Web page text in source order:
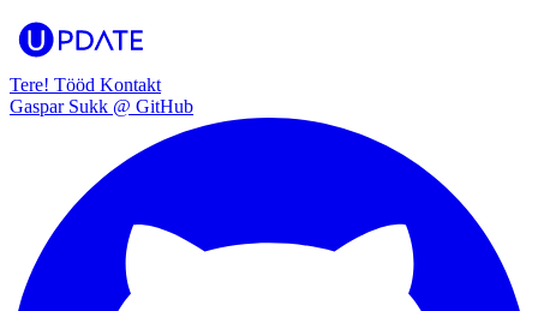
Tere! Tööd Kontakt
Gaspar Sukk @ GitHub